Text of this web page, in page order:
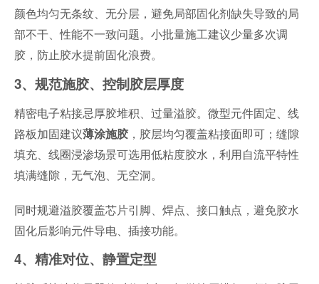
颜色均匀无条纹、无分层，避免局部固化剂缺失导致的局
部不干、性能不一致问题。小批量施工建议少量多次调
胶，防止胶水提前固化浪费。
3、规范施胶、控制胶层厚度
精密电子粘接忌厚胶堆积、过量溢胶。微型元件固定、线
路板加固建议薄涂施胶，胶层均匀覆盖粘接面即可；缝隙
填充、线圈浸渗场景可选用低粘度胶水，利用自流平特性
填满缝隙，无气泡、无空洞。
同时规避溢胶覆盖芯片引脚、焊点、接口触点，避免胶水
固化后影响元件导电、插接功能。
4、精准对位、静置定型